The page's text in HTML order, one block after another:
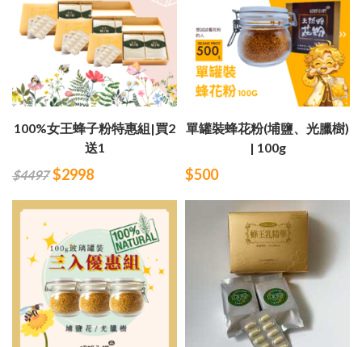
100%女王蜂子粉特惠組|買2
送1
$4497 $2998
單罐裝蜂花粉(埔鹽、光臘樹)
| 100g
$500